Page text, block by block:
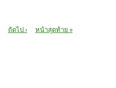
ถัดไป › หน้าสุดท้าย »